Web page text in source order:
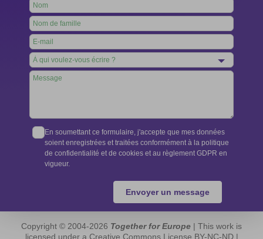
Leave
this
field
blank
En soumettant ce formulaire, j'accepte que mes données
soient enregistrées et traitées conformément à la politique
de confidentialité et de cookies et au règlement GDPR en
vigueur.
Envoyer un message
Copyright © 2004-2026 Together for Europe | This work is
licensed under a Creative Commons License BY-NC-ND |